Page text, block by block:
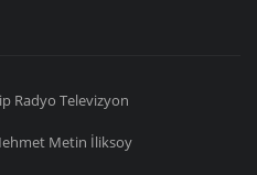
Radyo Televizyon
Metin İliksoy